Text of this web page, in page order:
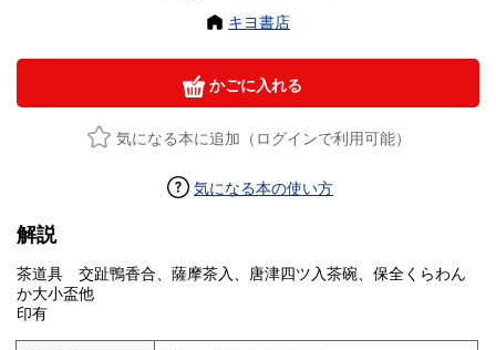
キヨ書店
かごに入れる
気になる本に追加（ログインで利用可能）
気になる本の使い方
解説
茶道具 交趾鴨香合、薩摩茶入、唐津四ツ入茶碗、保全くらわん
か大小盃他
印有